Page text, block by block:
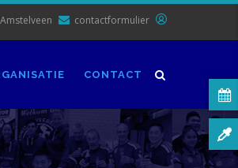
contactformulier
CONTACT